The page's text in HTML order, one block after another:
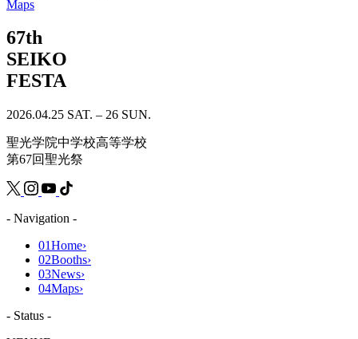
Maps
67th
SEIKO
FESTA
2026.04.25 SAT. – 26 SUN.
聖光学院中学校高等学校
第67回聖光祭
- Navigation -
01Home›
02Booths›
03News›
04Maps›
- Status -